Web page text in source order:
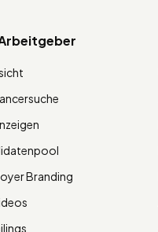
Branding